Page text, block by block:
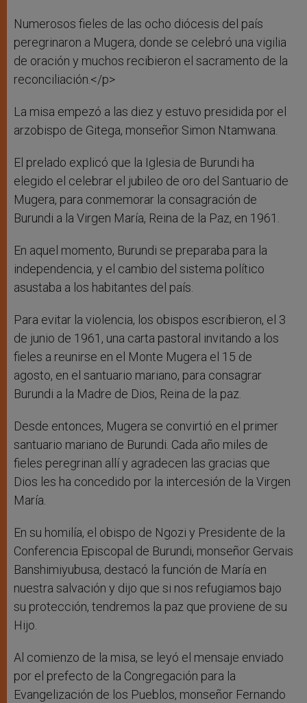
Numerosos fieles de las ocho diócesis del país
peregrinaron a Mugera, donde se celebró una vigilia
de oración y muchos recibieron el sacramento de la
reconciliación.</p>
La misa empezó a las diez y estuvo presidida por el
arzobispo de Gitega, monseñor Simon Ntamwana.
El prelado explicó que la Iglesia de Burundi ha
elegido el celebrar el jubileo de oro del Santuario de
Mugera, para conmemorar la consagración de
Burundi a la Virgen María, Reina de la Paz, en 1961.
En aquel momento, Burundi se preparaba para la
independencia, y el cambio del sistema político
asustaba a los habitantes del país.
Para evitar la violencia, los obispos escribieron, el 3
de junio de 1961, una carta pastoral invitando a los
fieles a reunirse en el Monte Mugera el 15 de
agosto, en el santuario mariano, para consagrar
Burundi a la Madre de Dios, Reina de la paz.
Desde entonces, Mugera se convirtió en el primer
santuario mariano de Burundi. Cada año miles de
fieles peregrinan allí y agradecen las gracias que
Dios les ha concedido por la intercesión de la Virgen
María.
En su homilía, el obispo de Ngozi y Presidente de la
Conferencia Episcopal de Burundi, monseñor Gervais
Banshimiyubusa, destacó la función de María en
nuestra salvación y dijo que si nos refugiamos bajo
su protección, tendremos la paz que proviene de su
Hijo.
Al comienzo de la misa, se leyó el mensaje enviado
por el prefecto de la Congregación para la
Evangelización de los Pueblos, monseñor Fernando